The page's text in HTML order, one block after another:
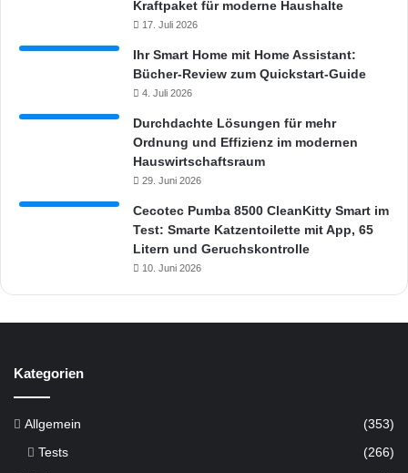
Kraftpaket für moderne Haushalte
17. Juli 2026
Ihr Smart Home mit Home Assistant:
Bücher-Review zum Quickstart-Guide
4. Juli 2026
Durchdachte Lösungen für mehr
Ordnung und Effizienz im modernen
Hauswirtschaftsraum
29. Juni 2026
Cecotec Pumba 8500 CleanKitty Smart im
Test: Smarte Katzentoilette mit App, 65
Litern und Geruchskontrolle
10. Juni 2026
Kategorien
Allgemein (353)
Tests (266)